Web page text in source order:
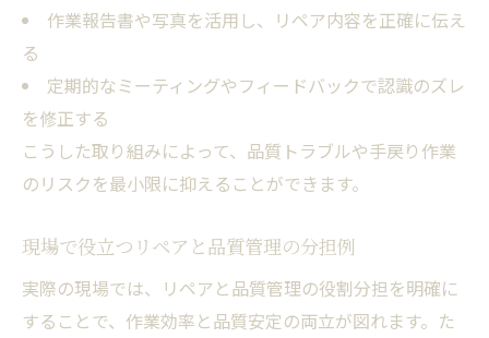
作業報告書や写真を活用し、リペア内容を正確に伝え
る
定期的なミーティングやフィードバックで認識のズレ
を修正する
こうした取り組みによって、品質トラブルや手戻り作業
のリスクを最小限に抑えることができます。
現場で役立つリペアと品質管理の分担例
実際の現場では、リペアと品質管理の役割分担を明確に
することで、作業効率と品質安定の両立が図れます。た